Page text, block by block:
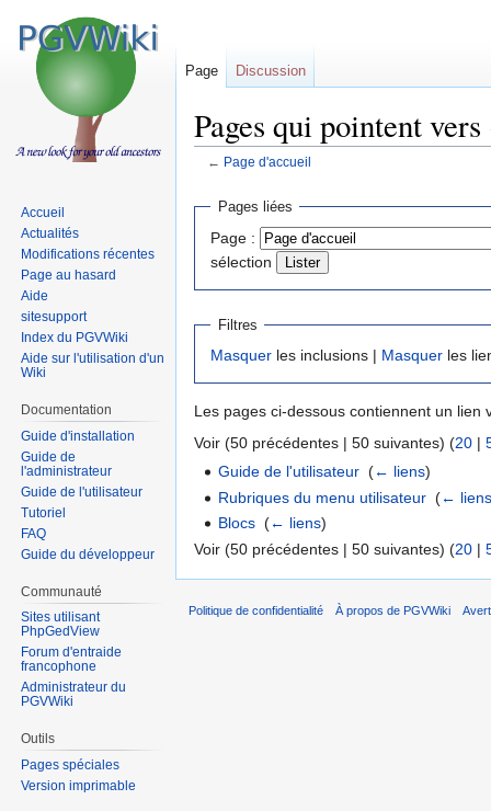
Pages qui pointent
← Page d'accueil
Sauter
navigation
Sauter
recherche
Pages liées
Page :
sélection
Filtres
Masquer les inclusions | Masquer les
Les pages ci-dessous contiennent un lien
Voir (50 précédentes | 50 suivantes) (20 |
Guide de l'utilisateur ‎(← liens)
Rubriques du menu utilisateur ‎(←
Blocs ‎(← liens)
Voir (50 précédentes | 50 suivantes) (20 |
Page Discussion
Accueil
Actualités
Modifications récentes
Page au hasard
Aide
sitesupport
Index du PGVWiki
Aide sur l'utilisation d'un
Wiki
Documentation
Guide d'installation
Guide de
l'administrateur
Guide de l'utilisateur
Tutoriel
FAQ
Guide du développeur
Communauté
Sites utilisant
PhpGedView
Forum d'entraide
francophone
Administrateur du
PGVWiki
Outils
Pages spéciales
Version imprimable
Politique de confidentialité À propos de PGVWiki